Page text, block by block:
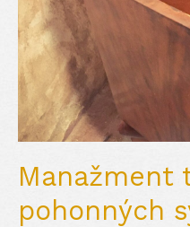
Manažment
pohonných